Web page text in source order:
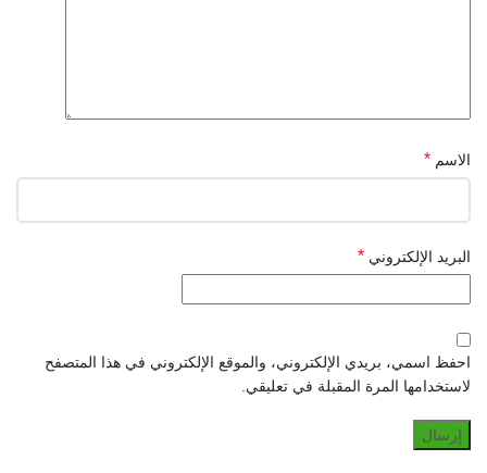
الاسم *
البريد الإلكتروني *
احفظ اسمي، بريدي الإلكتروني، والموقع الإلكتروني في هذا المتصفح
لاستخدامها المرة المقبلة في تعليقي.